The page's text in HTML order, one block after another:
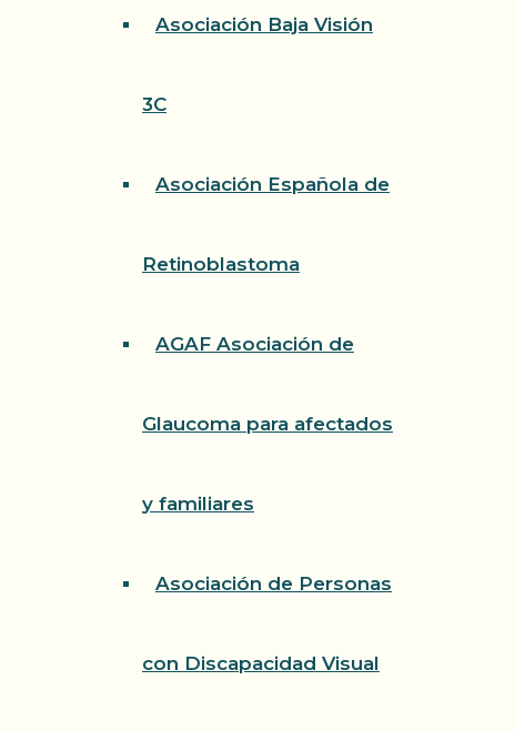
Asociación Baja Visión
3C
Asociación Española de
Retinoblastoma
AGAF Asociación de
Glaucoma para afectados
y familiares
Asociación de Personas
con Discapacidad Visual